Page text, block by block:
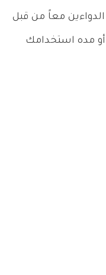
الدواءين معاً من قبل
أو مده استخدامك